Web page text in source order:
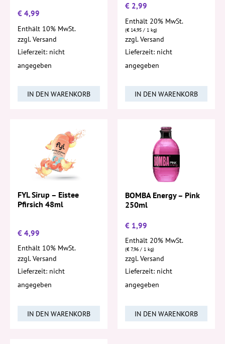
€ 4,99
Enthält 10% MwSt.
zzgl.Versand
Lieferzeit: nicht
angegeben
IN DEN WARENKORB
€ 2,99
Enthält 20% MwSt.
(€14,95 / 1 kg)
zzgl.Versand
Lieferzeit: nicht
angegeben
IN DEN WARENKORB
FYL Sirup – Eistee
Pfirsich 48ml
€ 4,99
Enthält 10% MwSt.
zzgl.Versand
Lieferzeit: nicht
angegeben
IN DEN WARENKORB
BOMBA Energy – Pink
250ml
€ 1,99
Enthält 20% MwSt.
(€7,96 / 1 kg)
zzgl.Versand
Lieferzeit: nicht
angegeben
IN DEN WARENKORB